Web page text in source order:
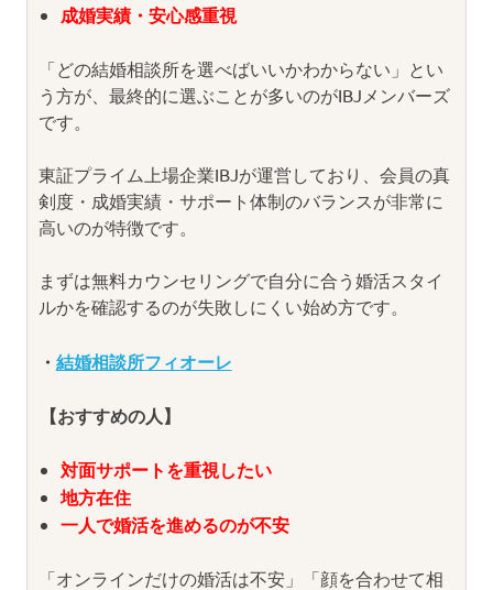
成婚実績・安心感重視
「どの結婚相談所を選べばいいかわからない」とい
う方が、最終的に選ぶことが多いのがIBJメンバーズ
です。
東証プライム上場企業IBJが運営しており、会員の真
剣度・成婚実績・サポート体制のバランスが非常に
高いのが特徴です。
まずは無料カウンセリングで自分に合う婚活スタイ
ルかを確認するのが失敗しにくい始め方です。
・ 結婚相談所フィオーレ
【おすすめの人】
対面サポートを重視したい
地方在住
一人で婚活を進めるのが不安
「オンラインだけの婚活は不安」「顔を合わせて相